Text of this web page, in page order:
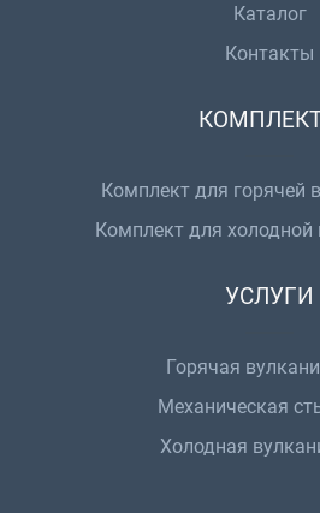
Каталог
Контакты
Комплект для горячей
Комплект для холодной
УСЛУГИ
Горячая
Механическая
Холодная